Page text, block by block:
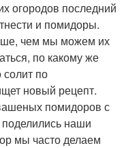
огородов последний
и помидоры.
чем мы можем их
по какому же
солит по
новый рецепт.
помидоров с
наши
мы часто делаем